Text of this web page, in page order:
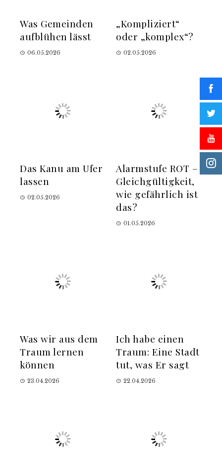
Was Gemeinden
aufblühen lässt
06.05.2026
„Kompliziert“
oder „komplex“?
02.05.2026
Das Kanu am Ufer
lassen
02.05.2026
Alarmstufe ROT –
Gleichgültigkeit,
wie gefährlich ist
das?
01.05.2026
Was wir aus dem
Traum lernen
können
23.04.2026
Ich habe einen
Traum: Eine Stadt
tut, was Er sagt
22.04.2026